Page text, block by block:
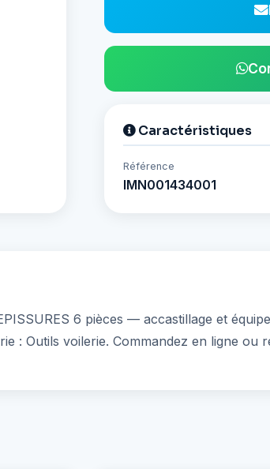
Caractéristiques
Référence
IMN001434001
6 pièces — accastillage et
: Outils voilerie. Commandez en ligne ou